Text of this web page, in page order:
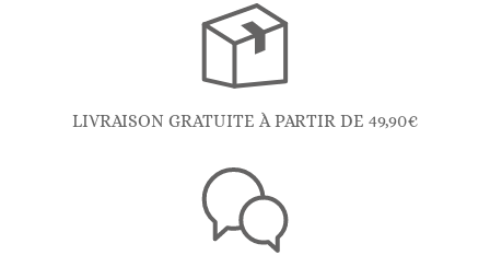
LIVRAISON GRATUITE À PARTIR DE 49,90€